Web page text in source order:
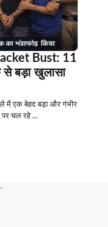
Bust: 11
से बड़ा खुलासा
में एक बेहद बड़ा और गंभीर
चल रहे ...